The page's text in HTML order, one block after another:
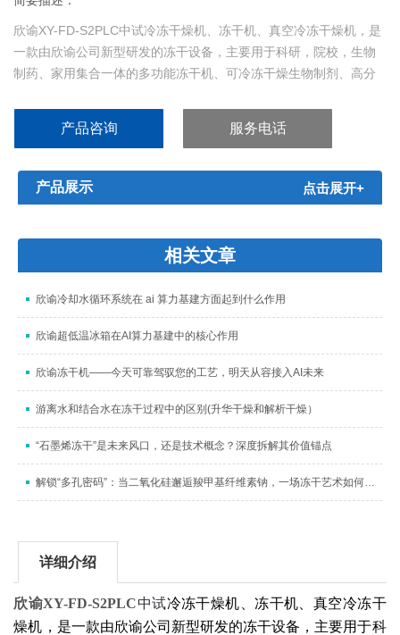
欣谕XY-FD-S2PLC中试冷冻干燥机、冻干机、真空冷冻干燥机，是
一款由欣谕公司新型研发的冻干设备，主要用于科研，院校，生物
制药、家用集合一体的多功能冻干机、可冷冻干燥生物制剂、高分
产品咨询 服务电话
产品展示 点击展开+
相关文章
欣谕冷却水循环系统在 ai 算力基建方面起到什么作用
欣谕超低温冰箱在AI算力基建中的核心作用
欣谕冻干机——今天可靠驾驭您的工艺，明天从容接入AI未来
游离水和结合水在冻干过程中的区别(升华干燥和解析干燥）
“石墨烯冻干”是未来风口，还是技术概念？深度拆解其价值锚点
解锁“多孔密码”：当二氧化硅邂逅羧甲基纤维素钠，一场冻干艺术如何织就纳米“海绵梦”
详细介绍
欣谕XY-FD-S2PLC中试冷冻干燥机、冻干机、真空冷冻干
燥机，是一款由欣谕公司新型研发的冻干设备，主要用于科